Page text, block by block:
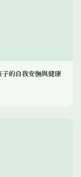
的自我安撫與健康